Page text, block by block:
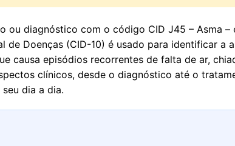
ou diagnóstico com o código CID J45 – Asma
de Doenças (CID-10) é usado para identificar a
causa episódios recorrentes de falta de ar,
clínicos, desde o diagnóstico até o
dia a dia.